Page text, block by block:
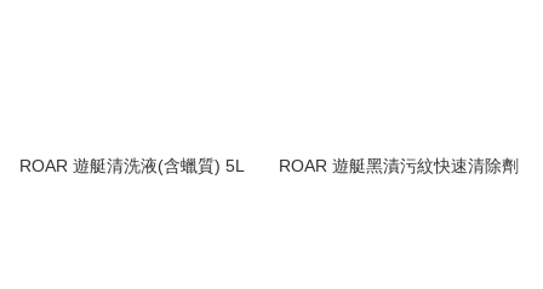
ROAR 遊艇清洗液(含蠟質) 5L ROAR 遊艇黑漬污紋快速清除劑